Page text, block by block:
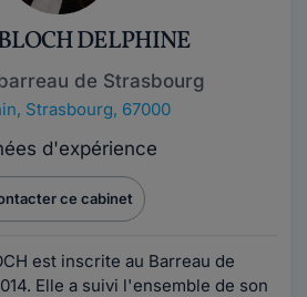
DELPHINE
de Strasbourg
, Strasbourg, 67000
d'expérience
ce cabinet
est inscrite au Barreau de
Elle a suivi l'ensemble de son